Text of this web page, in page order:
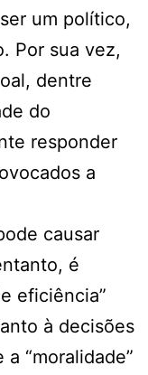
um político,
Por sua vez,
dentre
do
responder
a
causar
é
eficiência”
à decisões
“moralidade”